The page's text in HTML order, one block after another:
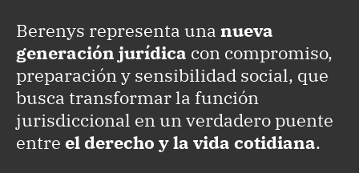
Berenys representa una nueva
generación jurídica con compromiso,
preparación y sensibilidad social, que
busca transformar la función
jurisdiccional en un verdadero puente
entre el derecho y la vida cotidiana.